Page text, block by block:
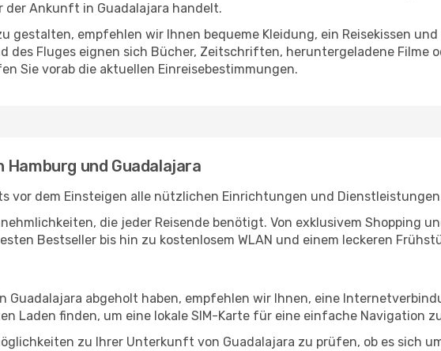
der Ankunft in Guadalajara handelt.
gestalten, empfehlen wir Ihnen bequeme Kleidung, ein Reisekissen
Fluges eignen sich Bücher, Zeitschriften, heruntergeladene Filme
Sie vorab die aktuellen Einreisebestimmungen.
und Guadalajara
vor dem Einsteigen alle nützlichen Einrichtungen und
die jeder Reisende benötigt. Von exklusivem Shopping
Bestseller bis hin zu kostenlosem WLAN und einem leckeren
Guadalajara abgeholt haben, empfehlen wir Ihnen, eine
Laden finden, um eine lokale SIM-Karte für eine einfache Navigation
zu Ihrer Unterkunft von Guadalajara zu prüfen, ob es sich